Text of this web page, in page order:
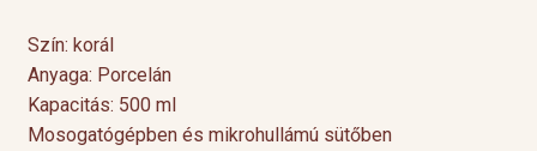
Szín: korál
Anyaga: Porcelán
Kapacitás: 500 ml
Mosogatógépben és mikrohullámú sütőben